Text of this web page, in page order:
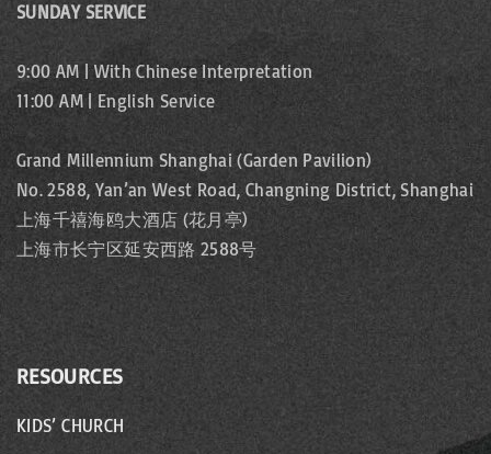
SUNDAY SERVICE
9:00 AM | With Chinese Interpretation
11:00 AM | English Service
Grand Millennium Shanghai (Garden Pavilion)
No. 2588, Yan’an West Road, Changning District, Shanghai
上海千禧海鸥大酒店 (花月亭)
上海市长宁区延安西路 2588号
RESOURCES
KIDS’ CHURCH